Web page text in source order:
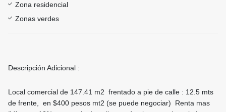
Zona residencial
Zonas verdes
Descripción Adicional :
Local comercial de 147.41 m2 frentado a pie de calle : 12.5 mts
de frente, en $400 pesos mt2 (se puede negociar) Renta mas